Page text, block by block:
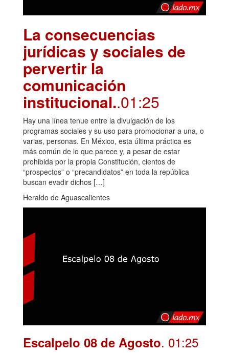
La consecuencias
jurídicas y sociales de
pervertir la
comunicación
institucional..01:25
Hay una línea tenue entre la divulgación de los
programas sociales y su uso para promocionar a una, o
varias, personas. En México, esta última práctica es
más común de lo que parece y, a pesar de estar
prohibida por la propia Constitución, cientos de
“prospectos” o “precandidatos” en toda la república
buscan evadir dichos […]
Heraldo de Aguascalientes
Escalpelo 08 de Agosto. 01:25